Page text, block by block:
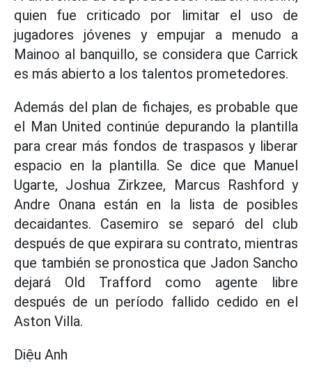
quien fue criticado por limitar el uso de
jugadores jóvenes y empujar a menudo a
Mainoo al banquillo, se considera que Carrick
es más abierto a los talentos prometedores.
Además del plan de fichajes, es probable que
el Man United continúe depurando la plantilla
para crear más fondos de traspasos y liberar
espacio en la plantilla. Se dice que Manuel
Ugarte, Joshua Zirkzee, Marcus Rashford y
Andre Onana están en la lista de posibles
decaidantes. Casemiro se separó del club
después de que expirara su contrato, mientras
que también se pronostica que Jadon Sancho
dejará Old Trafford como agente libre
después de un período fallido cedido en el
Aston Villa.
Diệu Anh